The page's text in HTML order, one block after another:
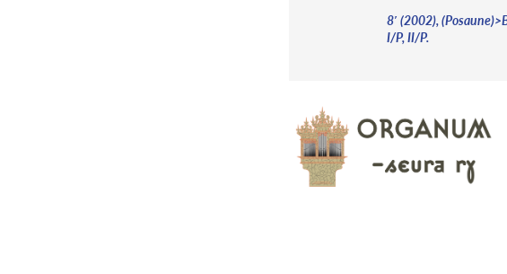
8′ (2002),
I/P, II/P.